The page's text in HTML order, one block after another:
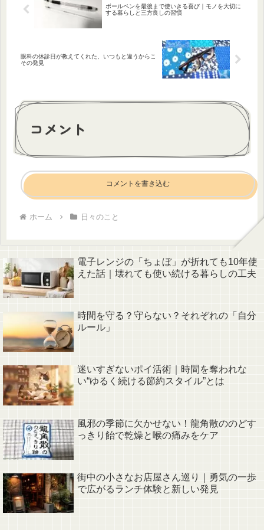
ボールペンを最後まで使いきる喜び｜モノを大切に
する暮らしと三方良しの習慣
眼科の休診日が教えてくれた、いつもと違うからこ
その発見
コメント
コメントを書き込む
ホーム 日々のこと
電子レンジの「ちょぼ」が折れても10年使
えた話｜壊れても使い続ける暮らしの工夫
時間を守る？守らない？それぞれの「自分
ルール」
迷いすぎないポイ活術｜時間を奪われな
い“ゆるく続ける節約スタイル”とは
風邪の季節に欠かせない！龍角散ののどす
っきり飴で乾燥と喉の痛みをケア
街中の小さなお店屋さん巡り｜勇気の一歩
で広がるランチ体験と新しい発見